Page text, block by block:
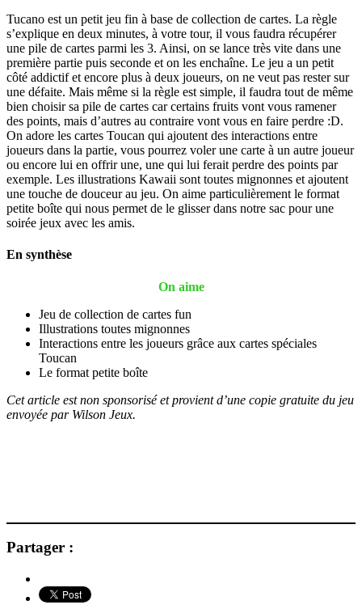
Tucano est un petit jeu fin à base de collection de cartes. La règle
s’explique en deux minutes, à votre tour, il vous faudra récupérer
une pile de cartes parmi les 3. Ainsi, on se lance très vite dans une
première partie puis seconde et on les enchaîne. Le jeu a un petit
côté addictif et encore plus à deux joueurs, on ne veut pas rester sur
une défaite. Mais même si la règle est simple, il faudra tout de même
bien choisir sa pile de cartes car certains fruits vont vous ramener
des points, mais d’autres au contraire vont vous en faire perdre :D.
On adore les cartes Toucan qui ajoutent des interactions entre
joueurs dans la partie, vous pourrez voler une carte à un autre joueur
ou encore lui en offrir une, une qui lui ferait perdre des points par
exemple. Les illustrations Kawaii sont toutes mignonnes et ajoutent
une touche de douceur au jeu. On aime particulièrement le format
petite boîte qui nous permet de le glisser dans notre sac pour une
soirée jeux avec les amis.
En synthèse
On aime
Jeu de collection de cartes fun
Illustrations toutes mignonnes
Interactions entre les joueurs grâce aux cartes spéciales
Toucan
Le format petite boîte
Cet article est non sponsorisé et provient d’une copie gratuite du jeu
envoyée par Wilson Jeux.
Partager :